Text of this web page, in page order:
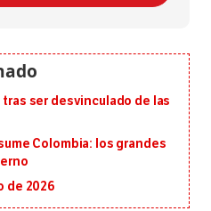
ser desvinculado de las
Colombia: los grandes
de 2026